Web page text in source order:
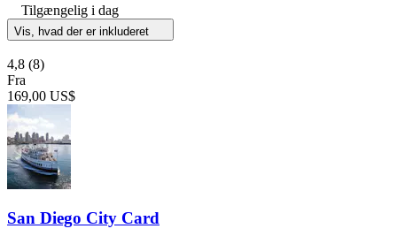
Tilgængelig i dag
Vis, hvad der er inkluderet
4,8 (8)
Fra
169,00 US$
San Diego City Card